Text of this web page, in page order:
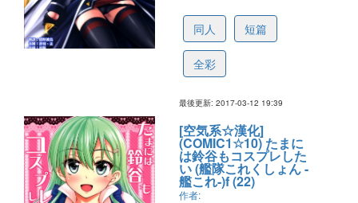
同人 短篇
全彩
最後更新: 2017-03-12 19:39
[空気系☆漢化]
(COMIC1☆10) たまに
は鈴谷もコスプレした
い (艦隊これくしょん -
艦これ-)f (22)
作者: